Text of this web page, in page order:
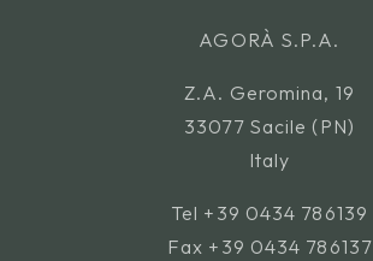
AGORÀ S.P.A.
Z.A. Geromina, 19
33077 Sacile (PN)
Italy
Tel +39 0434 786139
Fax +39 0434 786137